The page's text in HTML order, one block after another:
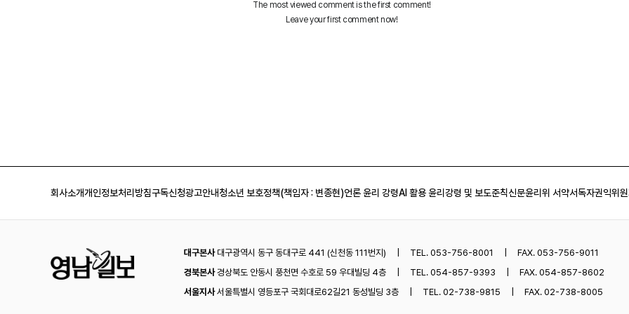
회사소개개인정보처리방침구독신청광고안내청소년 보호정책(책임자 : 변종현)언론 윤리 강령AI 활용 윤리강령 및 보도준칙신문윤리위 서약서독자권익위원
대구본사대구광역시 동구 동대구로 441 (신천동 111번지) TEL. 053-756-8001
FAX. 053-756-9011
경북본사경상북도 안동시 풍천면 수호로 59 우대빌딩 4층 TEL. 054-857-9393
FAX. 054-857-8602
서울지사서울특별시 영등포구 국회대로62길21 동성빌딩 3층 TEL. 02-738-9815 FAX. 02-738-8005